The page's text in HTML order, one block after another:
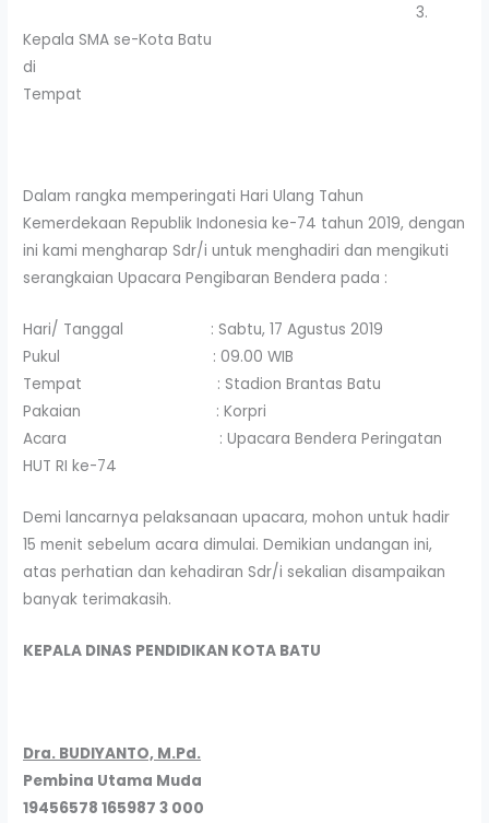
3.
Kepala SMA se-Kota Batu
di
Tempat
Dalam rangka memperingati Hari Ulang Tahun
Kemerdekaan Republik Indonesia ke-74 tahun 2019, dengan
ini kami mengharap Sdr/i untuk menghadiri dan mengikuti
serangkaian Upacara Pengibaran Bendera pada :
Hari/ Tanggal : Sabtu, 17 Agustus 2019
Pukul : 09.00 WIB
Tempat : Stadion Brantas Batu
Pakaian : Korpri
Acara : Upacara Bendera Peringatan
HUT RI ke-74
Demi lancarnya pelaksanaan upacara, mohon untuk hadir
15 menit sebelum acara dimulai. Demikian undangan ini,
atas perhatian dan kehadiran Sdr/i sekalian disampaikan
banyak terimakasih.
KEPALA DINAS PENDIDIKAN KOTA BATU
Dra. BUDIYANTO, M.Pd.
Pembina Utama Muda
19456578 165987 3 000